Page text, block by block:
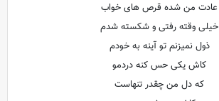
عادت من شده قرص های خواب
خیلی وقته رفتی و شکسته شدم
ذول نمیزنم تو آینه به خودم
کاش یکی حس کنه دردمو
که دل من چقدر تنهاست